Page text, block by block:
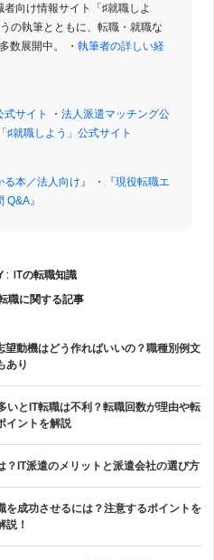
者向け情報サイト「♯就職しよ
の執筆とともに、転職・就職な
数展開中。 ・ 執筆者の詳しい経
サイト ・ 法人派遣マッチング公
♯就職しよう」公式サイト
本／法人向け』 ・
『現役転職エ
』
: ITの転職知識
職に関する記事
望動機はどう作ればいいの？職種別例文
あり
いとIT転職は不利？転職回数が理由や転
イントを解説
？IT派遣のメリットと派遣会社の選び方
を成功させるには？注意するポイントを
説！